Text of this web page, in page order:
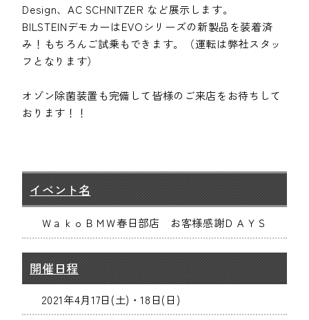
Design、AC SCHNITZER など展示します。
BILSTEINデモカーはEVOシリーズの新製品を装着済
み！もちろんご試乗もできます。（運転は弊社スタッ
フとなります）
オゾン除菌装置も完備して皆様のご来店をお待ちして
おります！！
イベント名
ＷａｋｏＢＭＷ春日部店 お客様感謝ＤＡＹＳ
開催日程
2021年4月17日(土)・18日(日)